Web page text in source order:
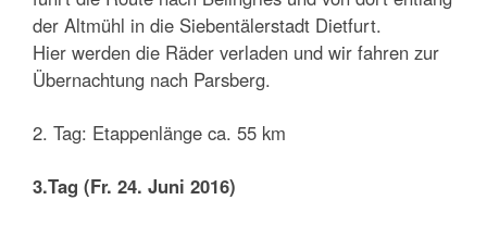
der Altmühl in die Siebentälerstadt Dietfurt.
Hier werden die Räder verladen und wir fahren zur
Übernachtung nach Parsberg.
2. Tag: Etappenlänge ca. 55 km
3.Tag (Fr. 24. Juni 2016)